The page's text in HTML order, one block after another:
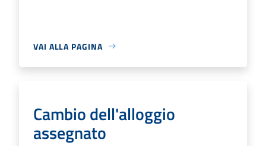
VAI ALLA PAGINA
Cambio dell'alloggio
assegnato